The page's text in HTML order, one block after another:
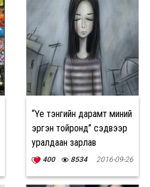
“Үе тэнгийн дарамт миний
эргэн тойронд” сэдвээр
уралдаан зарлав
400 8534 2016-09-26